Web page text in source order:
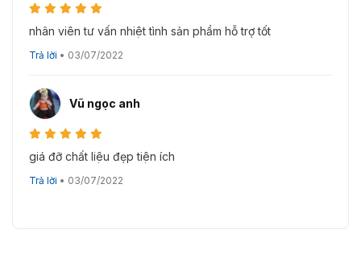
nhân viên tư vấn nhiệt tình sản phẩm hỗ trợ tốt
Trả lời • 03/07/2022
Vũ ngọc anh
giá đỡ chất liệu đẹp tiện ích
Trả lời • 03/07/2022